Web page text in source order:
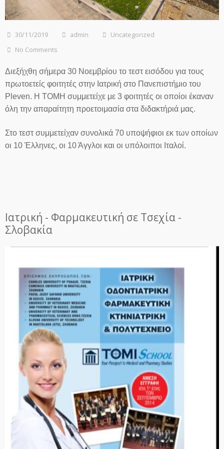
30/11/2019 admin
Uncategorized
No Comments
Διεξήχθη σήμερα 30 Νοεμβρίου το τεστ εισόδου για τους
πρωτοετείς φοιτητές στην Ιατρική στο Πανεπιστήμιο του
Pleven. Η ΤΟΜΗ συμμετείχε με 3 φοιτητές οι οποίοι έκαναν
όλη την απαραίτητη προετοιμασία στα διδακτήριά μας.
Στο τεστ συμμετείχαν συνολικά 70 υποψήφιοι εκ των οποίων
οι 10 Έλληνες, οι 10 Άγγλοι και οι υπόλοιποι Ιταλοί.
Ιατρική - Φαρμακευτική σε Τσεχία -
Σλοβακία